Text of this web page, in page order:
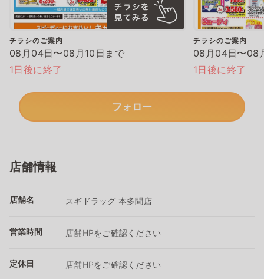
チラシのご案内
08月04日〜08月10日まで
1日後に終了
チラシのご案内
08月04日〜08
1日後に終了
フォロー
店舗情報
店舗名 スギドラッグ 本多聞店
営業時間 店舗HPをご確認ください
定休日 店舗HPをご確認ください